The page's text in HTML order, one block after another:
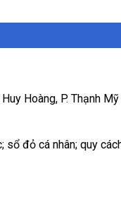
Hoàng, P. Thạnh
sổ đỏ cá nhân; quy